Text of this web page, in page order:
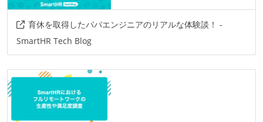
育休を取得したパパエンジニアのリアルな体験談！ -
SmartHR Tech Blog